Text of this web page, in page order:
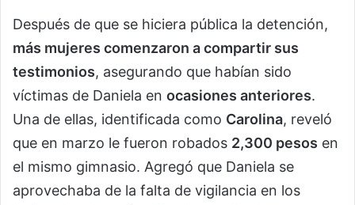
Después de que se hiciera pública la detención,
más mujeres comenzaron a compartir sus
testimonios, asegurando que habían sido
víctimas de Daniela en ocasiones anteriores.
Una de ellas, identificada como Carolina, reveló
que en marzo le fueron robados 2,300 pesos en
el mismo gimnasio. Agregó que Daniela se
aprovechaba de la falta de vigilancia en los